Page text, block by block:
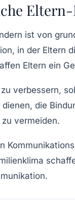
ist von
, in der Eltern
Eltern ein
zu verbessern,
die
vermeiden.
.